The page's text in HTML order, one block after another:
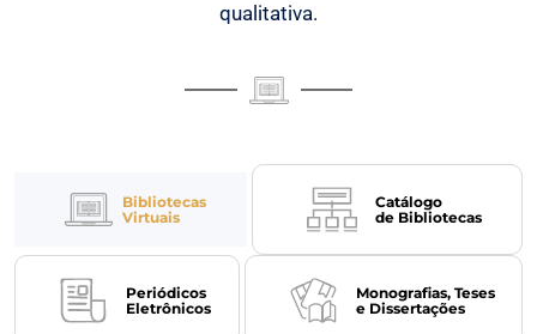
qualitativa.
Bibliotecas
Virtuais
Catálogo
de Bibliotecas
Periódicos
Eletrônicos
Monografias, Teses
e Dissertações